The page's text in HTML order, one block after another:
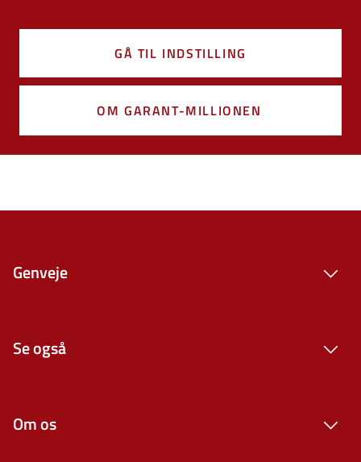
GÅ TIL INDSTILLING
OM GARANT-MILLIONEN
Genveje
Se også
Om os